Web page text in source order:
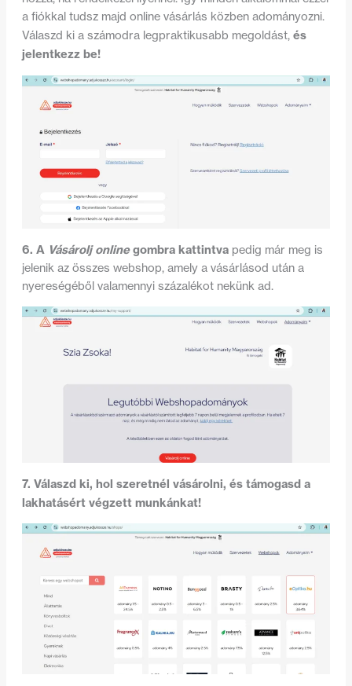
a fiókkal tudsz majd online vásárlás közben adományozni.
Válaszd ki a számodra legpraktikusabb megoldást, és
jelentkezz be!
6. A Vásárolj onlinegombra kattintvapedig már meg is
jelenik az összes webshop, amely a vásárlásod után a
nyereségéből valamennyi százalékot nekünk ad.
7. Válaszd ki, hol szeretnél vásárolni, és támogasd a
lakhatásért végzett munkánkat!